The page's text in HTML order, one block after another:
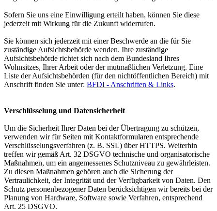
Sofern Sie uns eine Einwilligung erteilt haben, können Sie diese
jederzeit mit Wirkung für die Zukunft widerrufen.
Sie können sich jederzeit mit einer Beschwerde an die für Sie
zuständige Aufsichtsbehörde wenden. Ihre zuständige
Aufsichtsbehörde richtet sich nach dem Bundesland Ihres
Wohnsitzes, Ihrer Arbeit oder der mutmaßlichen Verletzung. Eine
Liste der Aufsichtsbehörden (für den nichtöffentlichen Bereich) mit
Anschrift finden Sie unter: BFDI - Anschriften & Links.
Verschlüsselung und Datensicherheit
Um die Sicherheit Ihrer Daten bei der Übertragung zu schützen,
verwenden wir für Seiten mit Kontaktformularen entsprechende
Verschlüsselungsverfahren (z. B. SSL) über HTTPS. Weiterhin
treffen wir gemäß Art. 32 DSGVO technische und organisatorische
Maßnahmen, um ein angemessenes Schutzniveau zu gewährleisten.
Zu diesen Maßnahmen gehören auch die Sicherung der
Vertraulichkeit, der Integrität und der Verfügbarkeit von Daten. Den
Schutz personenbezogener Daten berücksichtigen wir bereits bei der
Planung von Hardware, Software sowie Verfahren, entsprechend
Art. 25 DSGVO.